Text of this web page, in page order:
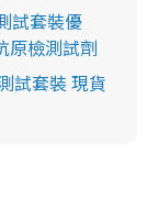
試套裝優
原檢測試劑
試套裝 現貨